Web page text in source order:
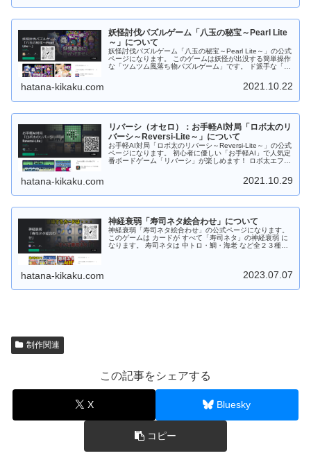
までダウンロードなしでＰＣのブラウザで遊べます。 もち
妖怪討伐パズルゲーム「八玉の秘宝～Pearl Lite
～」について
妖怪討伐パズルゲーム「八玉の秘宝～Pearl Lite～」の公式
ページになります。 このゲームは妖怪が出没する簡単操作
な「ツムツム風落ち物パズルゲーム」です。 ド派手な「宝
にサックと遊べますので 是非是非、お試しください。 ゲ
ーム中は８種類の宝玉（パール）が落ちてきますので同じ
することで手動で爆発させることもできます。 さらに時限
宝玉の他に特殊宝玉（２～３色変換）、跳玉（パンチ）、
妖玉があります。 「宝玉スキル：焔」は超強力！！発動す
ると同じ色の「宝玉」をまとめて消します。 Android版は
「Google Play ストア」からダウンロードしてから遊ぶこ
とができます。 Web版はダウンロードなしでＰＣのブラウ
ザで遊ぶことができます。 もちろんフリーソフトです。応
hatana-kikaku.com 2021.10.22
リバーシ（オセロ）：お手軽AI対局「ロボ太のリ
バーシ～Reversi-Lite～」について
お手軽AI対局「ロボ太のリバーシ～Reversi-Lite～」の公式
ページになります。 初心者に優しい「お手軽AI」で人気定
番ボードゲーム「リバーシ」が楽しめます！ ロボ太エフェ
はない要素あり！ あなたを飽きさせません！ 通勤・通学
中にサクッと短時間で遊べますので 是非是非、お試しくだ
ンシア）」が降臨します！ 今後も改良を加えて「ロボ太-
思っています。 Android版の場合は「Google Play スト
ア」からダウンロードしてから遊ぶことができます。 Web
版の場合はダウンロードなしでＰＣのブラウザで遊ぶこと
ができます。 もちろんフリーソフトです。応援、よろしく
hatana-kikaku.com 2021.10.29
神経衰弱「寿司ネタ絵合わせ」について
神経衰弱「寿司ネタ絵合わせ」の公式ページになります。
このゲームは カードが すべて「寿司ネタ」の神経衰弱 に
なります。 寿司ネタは 中トロ・鯛・海老 など全２３種。
ードは 「AIと記憶力勝負！」 難易度は 初級から上級。 ラ
hatana-kikaku.com 2023.07.07
制作関連
この記事をシェアする
X Bluesky
コピー